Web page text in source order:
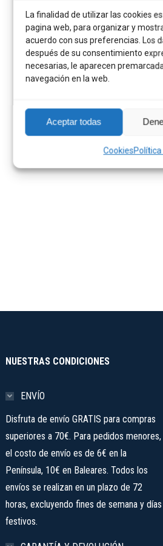
La finalidad de utilizar las cookies
pagina web, para organizar y
acuerdo con sus preferencias. Los
después de su consentimiento
necesarias, le aparecen
navegación en la web.
Aceptar todas
Cookies
NUESTRAS CONDICIONES
ENVÍO
Disfruta de envío GRATIS para compras
superiores a 70€. Para pedidos menores,
el costo de envío es de 6€ en la
Península, 10€ en Baleares. Todos los
envíos se realizan en un plazo de 72
horas, excluyendo fines de semana y días
festivos.